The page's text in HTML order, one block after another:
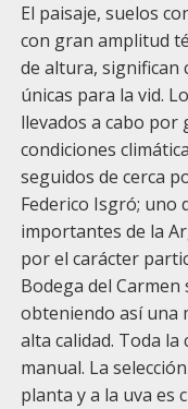
El paisaje, suelos
con gran amplitud
de altura, significan
únicas para la vid.
llevados a cabo por
condiciones
seguidos de cerca
Federico Isgró; uno
importantes de la
por el carácter
Bodega del Carmen
obteniendo así una
alta calidad. Toda la
manual. La
planta y a la uva es